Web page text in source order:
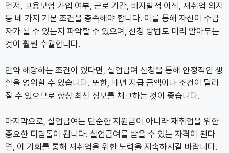
먼저, 고용보험 가입 여부, 근로 기간, 비자발적 이직, 재취업 의지
등 네 가지 기본 조건을 충족해야 합니다. 이를 통해 자신이 수급
자가 될 수 있는지 파악할 수 있으며, 신청 방법도 미리 알아두는
것이 훨씬 수월합니다.
만약 해당하는 조건이 있다면, 실업급여 신청을 통해 안정적인 생
활을 영위할 수 있습니다. 또한, 매년 지급 금액이나 조건이 달라
질 수 있으므로 항상 최신 정보를 체크하는 것이 좋습니다.
마지막으로, 실업급여는 단순한 지원금이 아니라 재취업을 위한
중요한 디딤돌이 됩니다. 실업급여를 받을 수 있는 자격이 된다
면, 이 기회를 통해 재취업을 위한 노력을 지속하시길 바랍니다.